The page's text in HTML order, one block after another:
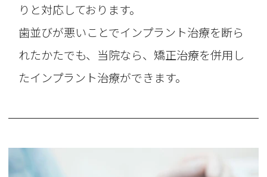
りと対応しております。
歯並びが悪いことでインプラント治療を断ら
れたかたでも、当院なら、矯正治療を併用し
たインプラント治療ができます。